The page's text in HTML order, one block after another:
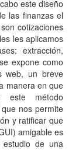
este diseño
las finanzas el
cotizaciones
les aplicamos
extracción,
expone como
web, un breve
manera en que
este método
nos permite
y ratificar que
amigable es
estudio de una